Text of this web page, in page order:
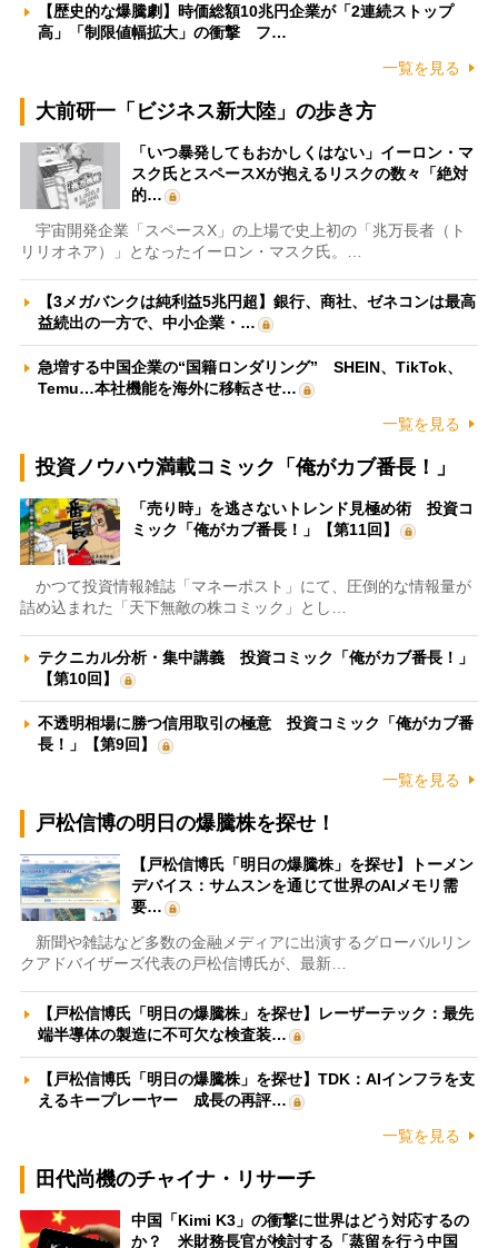
【歴史的な爆騰劇】時価総額10兆円企業が「2連続ストップ
高」「制限値幅拡大」の衝撃 フ…
一覧を見る
大前研一「ビジネス新大陸」の歩き方
「いつ暴発してもおかしくはない」イーロン・マ
スク氏とスペースXが抱えるリスクの数々「絶対
的…
宇宙開発企業「スペースX」の上場で史上初の「兆万長者（ト
リリオネア）」となったイーロン・マスク氏。…
【3メガバンクは純利益5兆円超】銀行、商社、ゼネコンは最高
益続出の一方で、中小企業・…
急増する中国企業の“国籍ロンダリング” SHEIN、TikTok、
Temu…本社機能を海外に移転させ…
一覧を見る
投資ノウハウ満載コミック「俺がカブ番長！」
「売り時」を逃さないトレンド見極め術 投資コ
ミック「俺がカブ番長！」【第11回】
かつて投資情報雑誌「マネーポスト」にて、圧倒的な情報量が
詰め込まれた「天下無敵の株コミック」とし…
テクニカル分析・集中講義 投資コミック「俺がカブ番長！」
【第10回】
不透明相場に勝つ信用取引の極意 投資コミック「俺がカブ番
長！」【第9回】
一覧を見る
戸松信博の明日の爆騰株を探せ！
【戸松信博氏「明日の爆騰株」を探せ】トーメン
デバイス：サムスンを通じて世界のAIメモリ需
要…
新聞や雑誌など多数の金融メディアに出演するグローバルリン
クアドバイザーズ代表の戸松信博氏が、最新…
【戸松信博氏「明日の爆騰株」を探せ】レーザーテック：最先
端半導体の製造に不可欠な検査装…
【戸松信博氏「明日の爆騰株」を探せ】TDK：AIインフラを支
えるキープレーヤー 成長の再評…
一覧を見る
田代尚機のチャイナ・リサーチ
中国「Kimi K3」の衝撃に世界はどう対応するの
か？ 米財務長官が検討する「蒸留を行う中国